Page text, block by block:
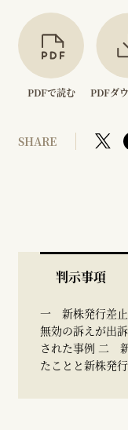
PDFで読む PDFダ
SHARE
判示事項
一 新株発行差止
無効の訴えが出
された事例 二
たことと新株発